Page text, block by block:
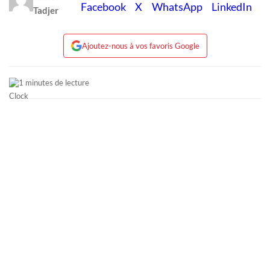
Tadjer
Ajoutez-nous à vos favoris Google
1 minutes de lecture